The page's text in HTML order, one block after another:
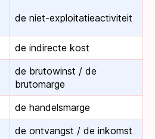
de niet-exploitatieactiviteit
de indirecte kost
de brutowinst / de
brutomarge
de handelsmarge
de ontvangst / de inkomst